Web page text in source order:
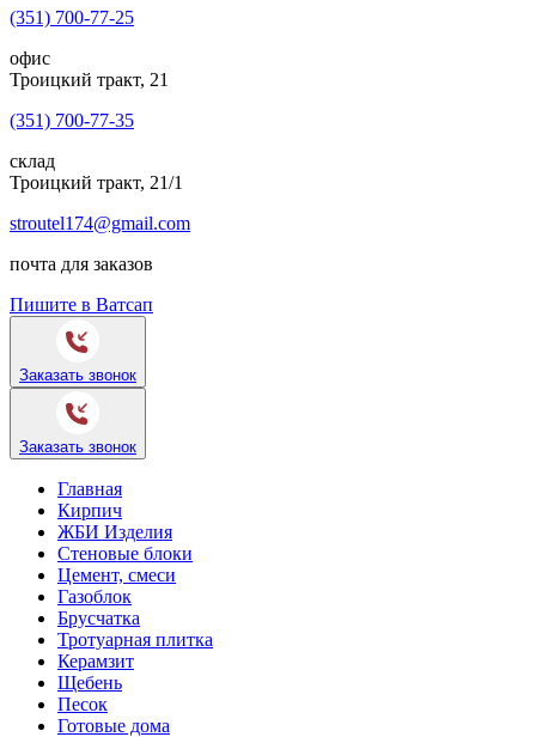
(351) 700-77-25
офис
Троицкий тракт, 21
(351) 700-77-35
склад
Троицкий тракт, 21/1
stroutel174@gmail.com
почта для заказов
Пишите в Ватсап
Заказать звонок
Заказать звонок
Главная
Кирпич
ЖБИ Изделия
Стеновые блоки
Цемент, смеси
Газоблок
Брусчатка
Тротуарная плитка
Керамзит
Щебень
Песок
Готовые дома